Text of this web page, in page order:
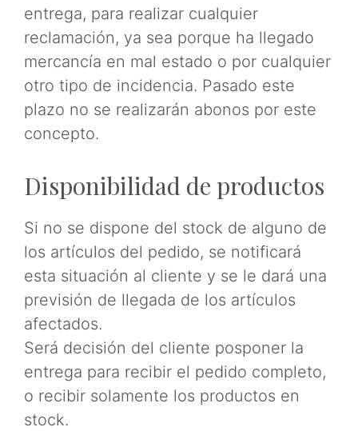
entrega, para realizar cualquier
reclamación, ya sea porque ha llegado
mercancía en mal estado o por cualquier
otro tipo de incidencia. Pasado este
plazo no se realizarán abonos por este
concepto.
Disponibilidad de productos
Si no se dispone del stock de alguno de
los artículos del pedido, se notificará
esta situación al cliente y se le dará una
previsión de llegada de los artículos
afectados.
Será decisión del cliente posponer la
entrega para recibir el pedido completo,
o recibir solamente los productos en
stock.